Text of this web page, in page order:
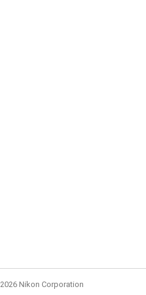
2026 Nikon Corporation